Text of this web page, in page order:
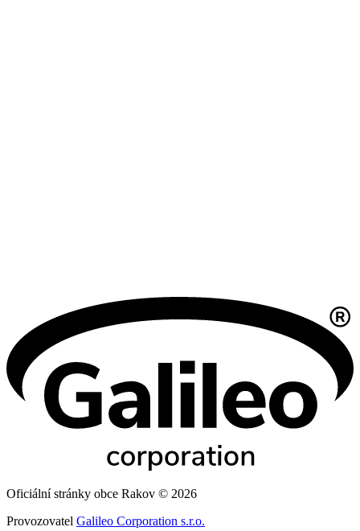
Oficiální stránky obce Rakov © 2026
Provozovatel Galileo Corporation s.r.o.